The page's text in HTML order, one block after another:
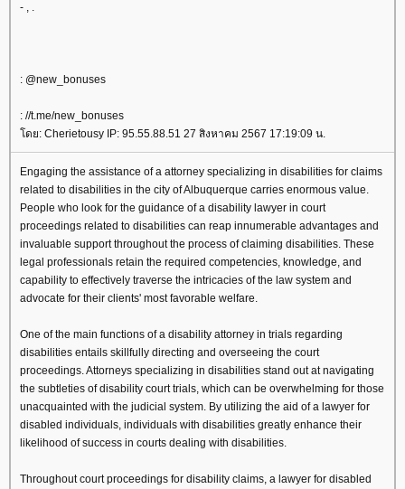
- , .
: @new_bonuses
: //t.me/new_bonuses
ดย: Cherietousy IP: 95.55.88.51 27 สิงหาคม 2567 17:19:09 น.
Engaging the assistance of a attorney specializing in disabilities for claims
related to disabilities in the city of Albuquerque carries enormous value.
People who look for the guidance of a disability lawyer in court
proceedings related to disabilities can reap innumerable advantages and
invaluable support throughout the process of claiming disabilities. These
legal professionals retain the required competencies, knowledge, and
capability to effectively traverse the intricacies of the law system and
advocate for their clients' most favorable welfare.
One of the main functions of a disability attorney in trials regarding
disabilities entails skillfully directing and overseeing the court
proceedings. Attorneys specializing in disabilities stand out at navigating
the subtleties of disability court trials, which can be overwhelming for those
unacquainted with the judicial system. By utilizing the aid of a lawyer for
disabled individuals, individuals with disabilities greatly enhance their
likelihood of success in courts dealing with disabilities.
Throughout court proceedings for disability claims, a lawyer for disabled